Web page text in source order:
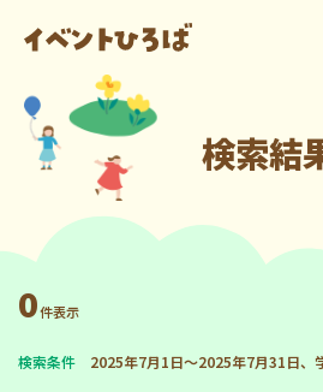
検索結
0件表示
検索条件 2025年7月1日～2025年7月31日、